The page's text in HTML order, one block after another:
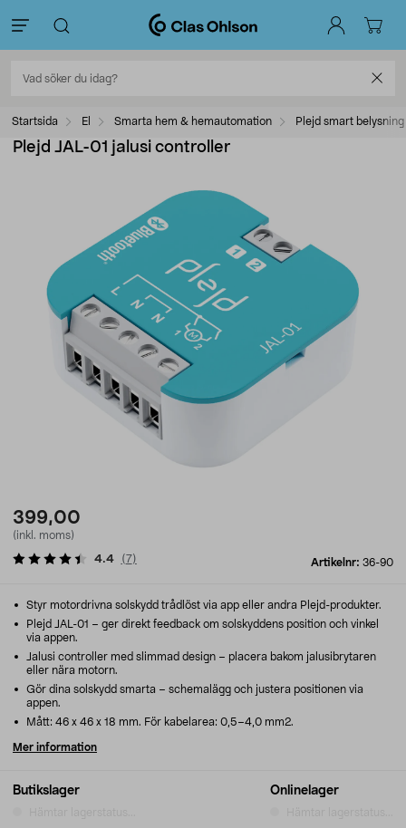
Startsida El Smarta hem & hemautomation Plejd smart belysning
Plejd JAL-01 jalusi controller
399,00
(inkl. moms)
Artikelnr: 36-90
4.4 (7)
Butikslager Onlinelager
Styr motordrivna solskydd trådlöst via app eller andra Plejd-produkter.
Plejd JAL-01 – ger direkt feedback om solskyddens position och vinkel
via appen.
Jalusi controller med slimmad design – placera bakom jalusibrytaren
eller nära motorn.
Gör dina solskydd smarta – schemalägg och justera positionen via
appen.
Mått: 46 x 46 x 18 mm. För kabelarea: 0,5–4,0 mm2.
Mer information